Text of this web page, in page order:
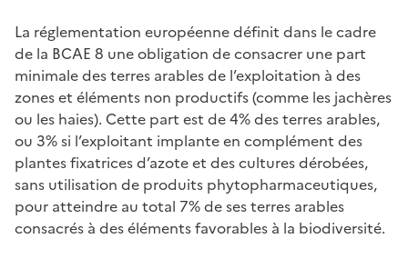
La réglementation européenne définit dans le cadre
de la BCAE 8 une obligation de consacrer une part
minimale des terres arables de l’exploitation à des
zones et éléments non productifs (comme les jachères
ou les haies). Cette part est de 4% des terres arables,
ou 3% si l’exploitant implante en complément des
plantes fixatrices d’azote et des cultures dérobées,
sans utilisation de produits phytopharmaceutiques,
pour atteindre au total 7% de ses terres arables
consacrés à des éléments favorables à la biodiversité.